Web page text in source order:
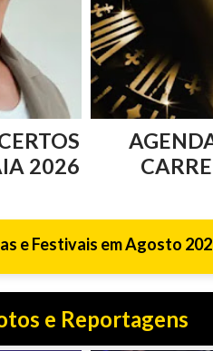
2026
e Festivais em Agosto
e Reportagens